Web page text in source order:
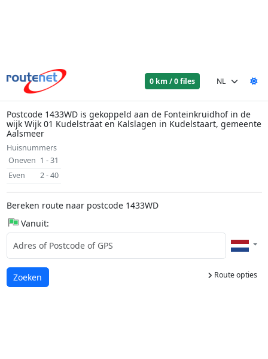
0 km / 0 files
Postcode 1433WD is gekoppeld aan de Fonteinkruidhof in de
wijk Wijk 01 Kudelstraat en Kalslagen in Kudelstaart, gemeente
Aalsmeer
Huisnummers
Oneven 1 - 31
Even
2 - 40
Bereken route naar postcode 1433WD
Vanuit:
Route opties
Laden...
Zoeken